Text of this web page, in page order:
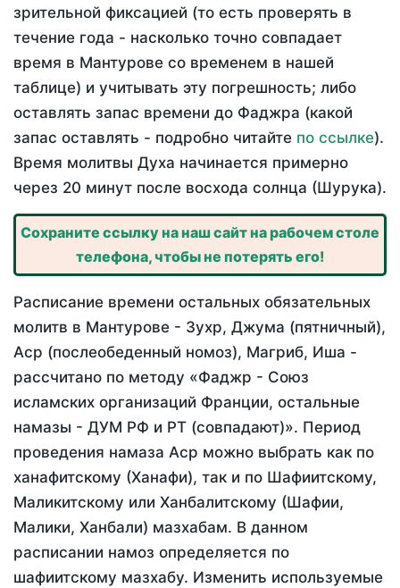
зрительной фиксацией (то есть проверять в
течение года - насколько точно совпадает
время в Мантурове со временем в нашей
таблице) и учитывать эту погрешность; либо
оставлять запас времени до Фаджра (какой
запас оставлять - подробно читайте по ссылке).
Время молитвы Духа начинается примерно
через 20 минут после восхода солнца (Шурука).
Сохраните ссылку на наш сайт на рабочем столе
телефона, чтобы не потерять его!
Расписание времени остальных обязательных
молитв в Мантурове - Зухр, Джума (пятничный),
Аср (послеобеденный номоз), Магриб, Иша -
рассчитано по методу «Фаджр - Союз
исламских организаций Франции, остальные
намазы - ДУМ РФ и РТ (совпадают)». Период
проведения намаза Аср можно выбрать как по
ханафитскому (Ханафи), так и по Шафиитскому,
Маликитскому или Ханбалитскому (Шафии,
Малики, Ханбали) мазхабам. В данном
расписании намоз определяется по
шафиитскому мазхабу. Изменить используемые